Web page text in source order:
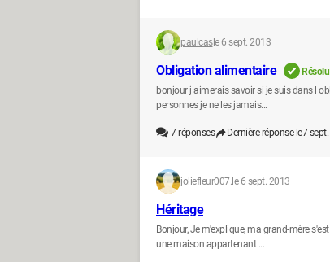
paulcasle 6 sept. 2013
Obligation alimentaire
Résolu
bonjour j aimerais savoir si je suis dans l
personnes je ne les jamais...
7réponses Dernière réponse le7
joliefleur007. le 6 sept. 2013
Héritage
Bonjour, Je m'explique, ma grand-mère
une maison appartenant ...